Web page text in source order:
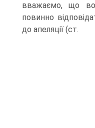
вважаємо, що
повинно
до апеляції (ст.